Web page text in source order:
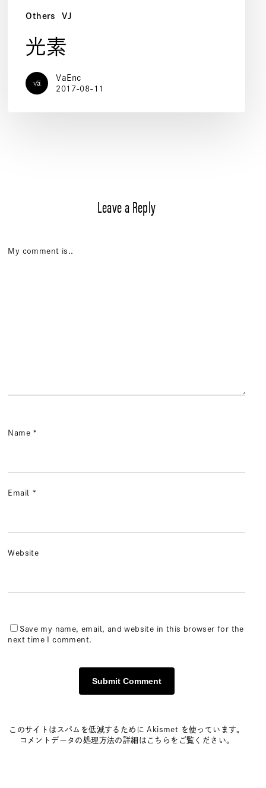
Others VJ
光素
VaEnc
2017-08-11
Leave a Reply
My comment is..
Name *
Email *
Website
Save my name, email, and website in this browser for the
next time I comment.
このサイトはスパムを低減するために Akismet を使っています。
コメントデータの処理方法の詳細はこちらをご覧ください。